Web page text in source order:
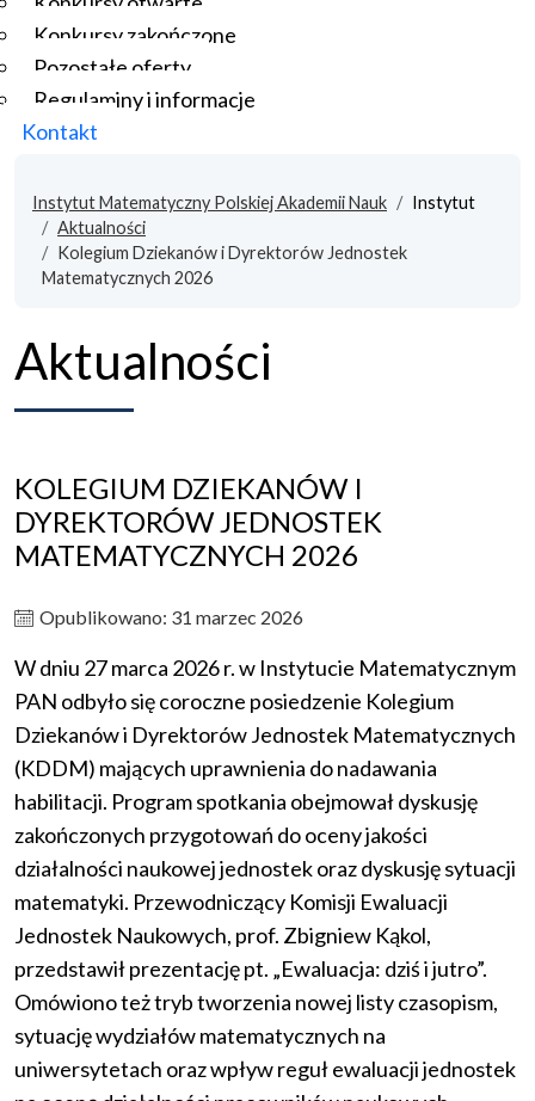
Konkursy zakończone
Pozostałe oferty
Regulaminy i informacje
Kontakt
Instytut Matematyczny Polskiej Akademii Nauk
Instytut
Aktualności
Kolegium Dziekanów i Dyrektorów Jednostek
Matematycznych 2026
Aktualności
KOLEGIUM DZIEKANÓW I
DYREKTORÓW JEDNOSTEK
MATEMATYCZNYCH 2026
Opublikowano: 31 marzec 2026
W dniu 27 marca 2026 r. w Instytucie Matematycznym
PAN odbyło się coroczne posiedzenie Kolegium
Dziekanów i Dyrektorów Jednostek Matematycznych
(KDDM) mających uprawnienia do nadawania
habilitacji. Program spotkania obejmował dyskusję
zakończonych przygotowań do oceny jakości
działalności naukowej jednostek oraz dyskusję sytuacji
matematyki. Przewodniczący Komisji Ewaluacji
Jednostek Naukowych, prof. Zbigniew Kąkol,
przedstawił prezentację pt. „Ewaluacja: dziś i jutro”.
Omówiono też tryb tworzenia nowej listy czasopism,
sytuację wydziałów matematycznych na
uniwersytetach oraz wpływ reguł ewaluacji jednostek